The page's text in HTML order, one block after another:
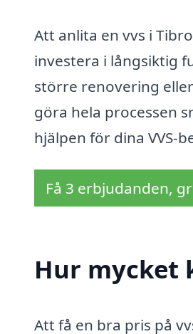
Att anlita en vvs i
investera i långsiktig
större renovering
göra hela processen
hjälpen för dina VVS-
Få 3 erbjudanden,
Hur mycket
Att få en bra pris på